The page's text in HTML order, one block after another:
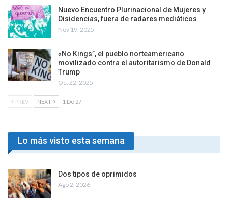
Nuevo Encuentro Plurinacional de Mujeres y
Disidencias, fuera de radares mediáticos
Nov 19, 2025
«No Kings”, el pueblo norteamericano
movilizado contra el autoritarismo de Donald
Trump
Oct 22, 2025
PREV NEXT 1 De 27
Lo más visto esta semana
Dos tipos de oprimidos
Ago 2, 2026